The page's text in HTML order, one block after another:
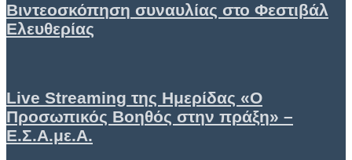
Βιντεοσκόπηση συναυλίας στο Φεστιβάλ
Ελευθερίας
Live Streaming της Ημερίδας «Ο
Προσωπικός Βοηθός στην πράξη» –
Ε.Σ.Α.με.Α.